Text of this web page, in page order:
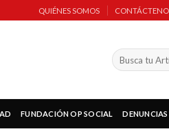
QUIÉNES SOMOS
FUNDACIÓN OP SOCIAL